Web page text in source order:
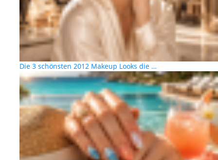
Die 3 schönsten 2012 Makeup Looks die …